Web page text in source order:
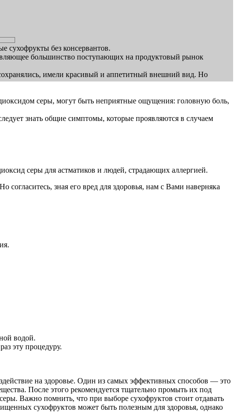
сухофрукты без консервантов.
большинство поступающих на продуктовый рынок
имели красивый и аппетитный внешний вид. Но
серы, могут быть неприятные ощущения: головную боль,
знать общие симптомы, которые проявляются в случаем
серы для астматиков и людей, страдающих аллергией.
зная его вред для здоровья, нам с Вами наверняка
водой.
эту процедуру.
на здоровье. Один из самых эффективных способов — это
После этого рекомендуется тщательно промыть их под
Важно помнить, что при выборе сухофруктов стоит отдавать
сухофруктов может быть полезным для здоровья, однако